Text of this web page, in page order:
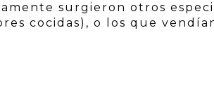
surgieron otros
cocidas), o los que